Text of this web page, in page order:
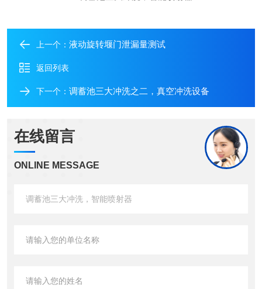
上一个： 液动旋转堰门泄漏量测试
返回列表
下一个： 调蓄池三大冲洗之二，真空冲洗设备
在线留言
ONLINE MESSAGE